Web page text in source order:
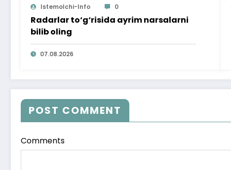
Istemolchi-Info 0
Radarlar to‘g‘risida ayrim narsalarni
bilib oling
07.08.2026
POST COMMENT
Comments